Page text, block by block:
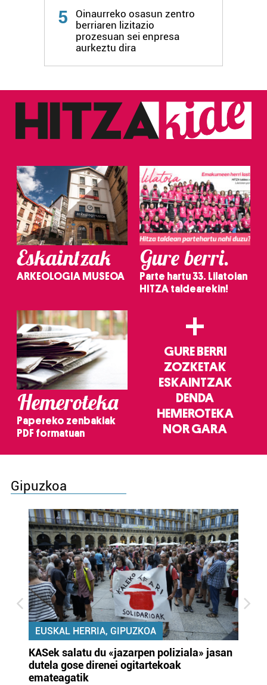
5
Oinaurreko osasun zentro
berriaren lizitazio
prozesuan sei enpresa
aurkeztu dira
Eskaintzak
ARKEOLOGIA MUSEOA
Gure berri.
Parte hartu 33. Lilatoian
HITZA taldearekin!
Hemeroteka
Papereko zenbakiak
PDF formatuan
+
GURE BERRI
ZOZKETAK
ESKAINTZAK
DENDA
HEMEROTEKA
NOR GARA
Gipuzkoa
EUSKAL HERRIA, GIPUZKOA
KASek salatu du «jazarpen poliziala» jasan
dutela gose direnei ogitartekoak
emateagatik